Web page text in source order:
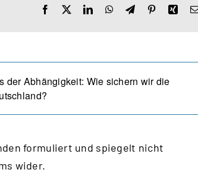
Facebook LinkedInWhatsApp
TelegramPinterestXing
der Abhängigkeit: Wie sichern wir die
formuliert und spiegelt nicht
wider.